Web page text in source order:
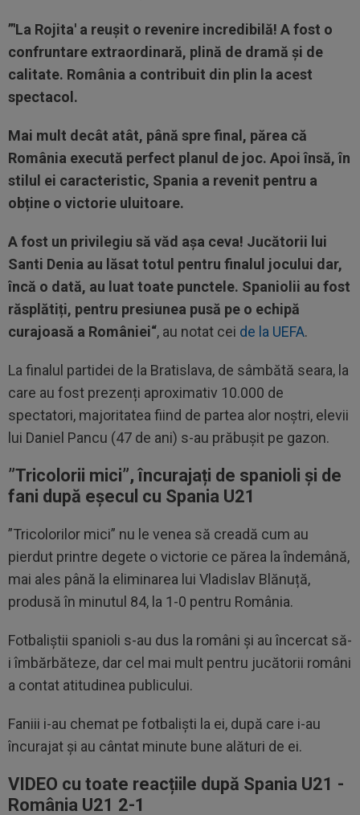
”'La Rojita' a reușit o revenire incredibilă! A fost o
confruntare extraordinară, plină de dramă și de
calitate. România a contribuit din plin la acest
spectacol.
Mai mult decât atât, până spre final, părea că
România execută perfect planul de joc. Apoi însă, în
stilul ei caracteristic, Spania a revenit pentru a
obține o victorie uluitoare.
A fost un privilegiu să văd așa ceva! Jucătorii lui
Santi Denia au lăsat totul pentru finalul jocului dar,
încă o dată, au luat toate punctele. Spaniolii au fost
răsplătiți, pentru presiunea pusă pe o echipă
curajoasă a României“, au notat cei de la UEFA.
La finalul partidei de la Bratislava, de sâmbătă seara, la
care au fost prezenți aproximativ 10.000 de
spectatori, majoritatea fiind de partea alor noștri, elevii
lui Daniel Pancu (47 de ani) s-au prăbușit pe gazon.
”Tricolorii mici”, încurajați de spanioli și de
fani după eșecul cu Spania U21
”Tricolorilor mici” nu le venea să creadă cum au
pierdut printre degete o victorie ce părea la îndemână,
mai ales până la eliminarea lui Vladislav Blănuță,
produsă în minutul 84, la 1-0 pentru România.
Fotbaliștii spanioli s-au dus la români și au încercat să-
i îmbărbăteze, dar cel mai mult pentru jucătorii români
a contat atitudinea publicului.
Faniii i-au chemat pe fotbaliști la ei, după care i-au
încurajat și au cântat minute bune alături de ei.
VIDEO cu toate reacțiile după Spania U21 -
România U21 2-1